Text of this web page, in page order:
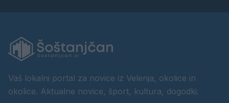
Vaš lokalni portal za novice iz Velenja, okolice in
okolice. Aktualne novice, šport, kultura, dogodki.